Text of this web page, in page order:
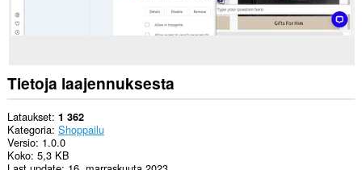
Tietoja laajennuksesta
Lataukset 1 362
Kategoria Shoppailu
Versio 1.0.0
Koko 5,3 KB